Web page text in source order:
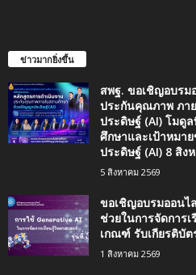
ข่าวมากยิ่งขึ้น
สพฐ. ขอเชิญอบรม
ประกันคุณภาพ ภา
ประดิษฐ์ (AI) โมดู
ศึกษาและเป้าหมา
ประดิษฐ์ (AI) 8 สิง
5 สิงหาคม 2569
ขอเชิญอบรมออนไ
ช่วยในการจัดการ
เกณฑ์ รับเกียรติบั
1 สิงหาคม 2569